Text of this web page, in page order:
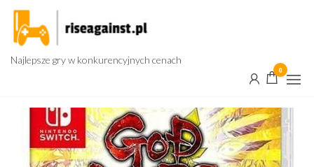
Przejdź
treści
Najlepsze gry w konkurencyjnych cenach
0